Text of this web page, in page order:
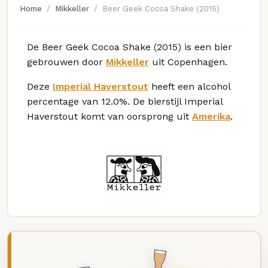
Home Mikkeller Beer Geek Cocoa Shake (2015)
De Beer Geek Cocoa Shake (2015) is een bier
gebrouwen door Mikkeller uit Copenhagen.
Deze Imperial Haverstout heeft een alcohol
percentage van 12.0%. De bierstijl Imperial
Haverstout komt van oorsprong uit Amerika.